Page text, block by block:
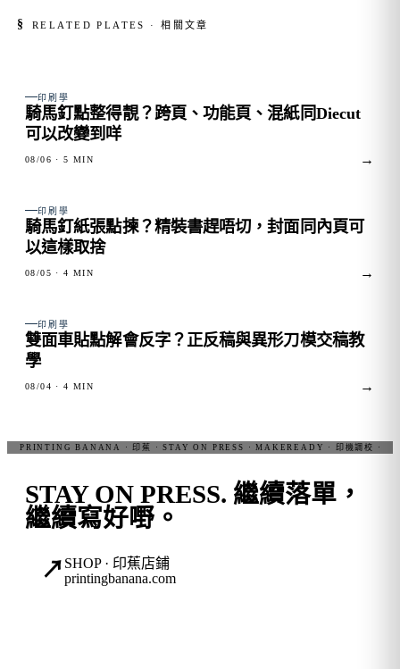
§ RELATED PLATES · 相關文章
FIG. 01
印刷學
騎馬釘點整得靚？跨頁、功能頁、混紙同Diecut
可以改變到咩
08/06 · 5 MIN →
FIG. 02
印刷學
騎馬釘紙張點揀？精裝書趕唔切，封面同內頁可
以這樣取捨
08/05 · 4 MIN →
FIG. 03
印刷學
雙面車貼點解會反字？正反稿與異形刀模交稿教
學
08/04 · 4 MIN →
STAY ON PRESS. 繼續落單，
繼續寫好嘢。
↗ SHOP · 印蕉店鋪
printingbanana.com